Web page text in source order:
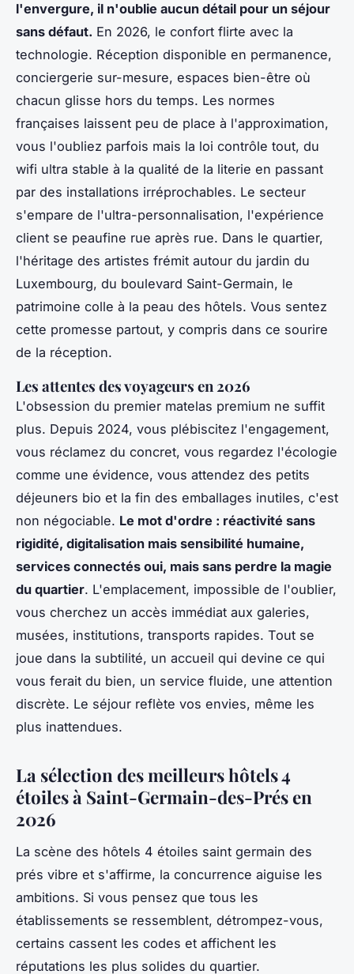
l'envergure, il n'oublie aucun détail pour un séjour
sans défaut. En 2026, le confort flirte avec la
technologie. Réception disponible en permanence,
conciergerie sur-mesure, espaces bien-être où
chacun glisse hors du temps. Les normes
françaises laissent peu de place à l'approximation,
vous l'oubliez parfois mais la loi contrôle tout, du
wifi ultra stable à la qualité de la literie en passant
par des installations irréprochables. Le secteur
s'empare de l'ultra-personnalisation, l'expérience
client se peaufine rue après rue. Dans le quartier,
l'héritage des artistes frémit autour du jardin du
Luxembourg, du boulevard Saint-Germain, le
patrimoine colle à la peau des hôtels. Vous sentez
cette promesse partout, y compris dans ce sourire
de la réception.
Les attentes des voyageurs en 2026
L'obsession du premier matelas premium ne suffit
plus. Depuis 2024, vous plébiscitez l'engagement,
vous réclamez du concret, vous regardez l'écologie
comme une évidence, vous attendez des petits
déjeuners bio et la fin des emballages inutiles, c'est
non négociable. Le mot d'ordre : réactivité sans
rigidité, digitalisation mais sensibilité humaine,
services connectés oui, mais sans perdre la magie
du quartier. L'emplacement, impossible de l'oublier,
vous cherchez un accès immédiat aux galeries,
musées, institutions, transports rapides. Tout se
joue dans la subtilité, un accueil qui devine ce qui
vous ferait du bien, un service fluide, une attention
discrète. Le séjour reflète vos envies, même les
plus inattendues.
La sélection des meilleurs hôtels 4
étoiles à Saint-Germain-des-Prés en
2026
La scène des hôtels 4 étoiles saint germain des
prés vibre et s'affirme, la concurrence aiguise les
ambitions. Si vous pensez que tous les
établissements se ressemblent, détrompez-vous,
certains cassent les codes et affichent les
réputations les plus solides du quartier.